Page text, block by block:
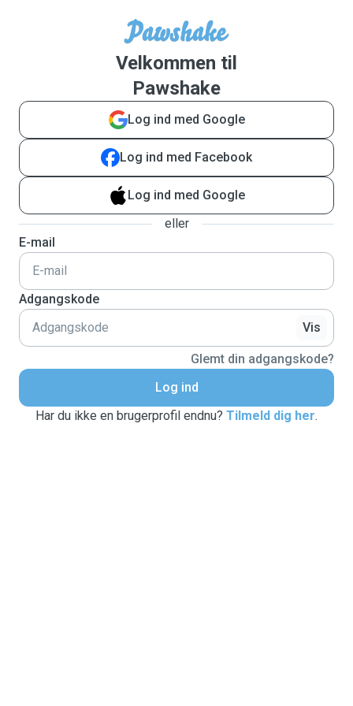
Velkommen til
Pawshake
Log ind med Google
Log ind med Facebook
Log ind med Google
eller
E-mail
Adgangskode
Vis
Glemt din adgangskode?
Log ind
Har du ikke en brugerprofil endnu? Tilmeld dig her.